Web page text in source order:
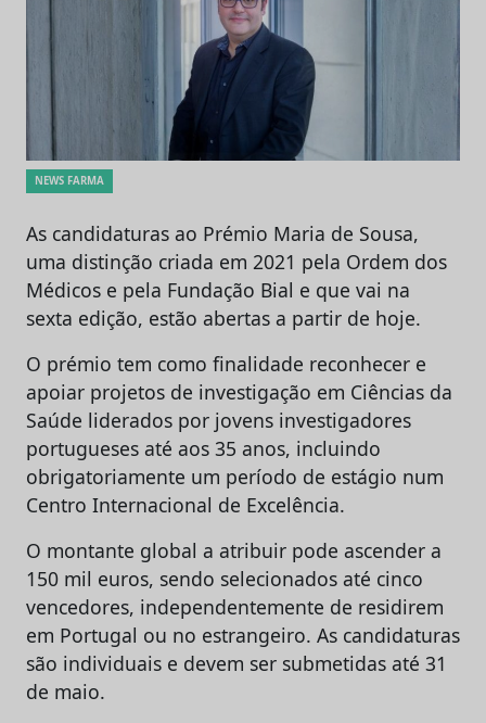
NEWS FARMA
As candidaturas ao Prémio Maria de Sousa,
uma distinção criada em 2021 pela Ordem dos
Médicos e pela Fundação Bial e que vai na
sexta edição, estão abertas a partir de hoje.
O prémio tem como finalidade reconhecer e
apoiar projetos de investigação em Ciências da
Saúde liderados por jovens investigadores
portugueses até aos 35 anos, incluindo
obrigatoriamente um período de estágio num
Centro Internacional de Excelência.
O montante global a atribuir pode ascender a
150 mil euros, sendo selecionados até cinco
vencedores, independentemente de residirem
em Portugal ou no estrangeiro. As candidaturas
são individuais e devem ser submetidas até 31
de maio.